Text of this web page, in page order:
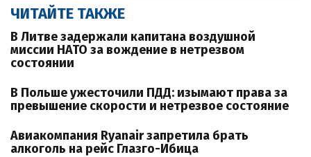
ЧИТАЙТЕ ТАКЖЕ
В Литве задержали капитана воздушной
миссии НАТО за вождение в нетрезвом
состоянии
В Польше ужесточили ПДД: изымают права за
превышение скорости и нетрезвое состояние
Авиакомпания Ryanair запретила брать
алкоголь на рейс Глазго-Ибица